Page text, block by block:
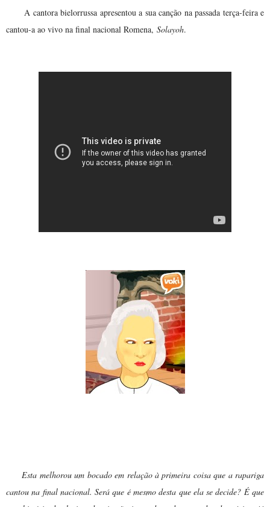
A cantora bielorrussa apresentou a sua canção na passada terça-feira e
cantou-a ao vivo na final nacional Romena, Solayoh.
Esta melhorou um bocado em relação à primeira coisa que a rapariga
cantou na final nacional. Será que é mesmo desta que ela se decide? É que